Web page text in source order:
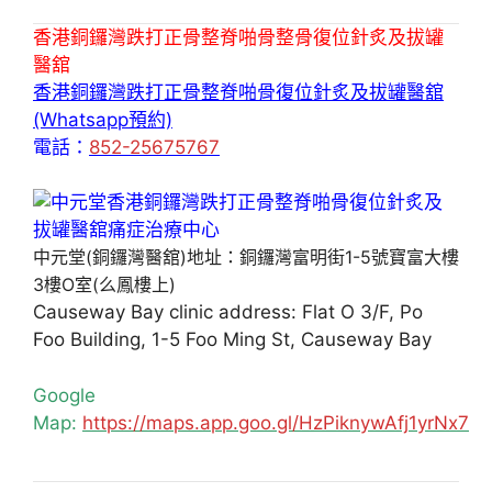
香港銅鑼灣跌打正骨整脊啪骨整骨復位針炙及拔罐
醫舘
香港銅鑼灣跌打正骨整脊啪骨復位針炙及拔罐醫舘
(Whatsapp預約)
電話： 852-25675767
中元堂(銅鑼灣醫舘)地址：銅鑼灣富明街1-5號寶富大樓
3樓O室(么鳳樓上)
Causeway Bay clinic address: Flat O 3/F, Po
Foo Building, 1-5 Foo Ming St, Causeway Bay
Google
Map: https://maps.app.goo.gl/HzPiknywAfj1yrNx7